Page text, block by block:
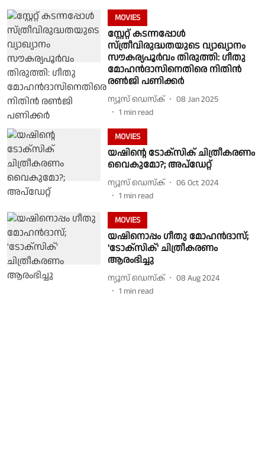
MOVIES
സ്റ്റേറ്റ് കടന്നപ്പോള്‍
സ്ത്രീവിരുദ്ധതയുടെ വ്യാഖ്യാനം
സൗകര്യപൂര്‍വം തിരുത്തി: ഗീതു
മോഹന്‍ദാസിനെതിരെ നിതിന്‍
രണ്‍ജി പണിക്കര്‍
ന്യൂസ് ഡെസ്ക്
08 Jan 2025
1 min read
MOVIES
യഷിന്റെ ടോക്‌സിക് ചിത്രീകരണം
വൈകുമോ?; അപ്‌ഡേറ്റ്
ന്യൂസ് ഡെസ്ക്
06 Oct 2024
1 min read
MOVIES
യഷിനൊപ്പം ഗീതു മോഹന്‍ദാസ്;
'ടോക്‌സിക്' ചിത്രീകരണം
ആരംഭിച്ചു
ന്യൂസ് ഡെസ്ക്
08 Aug 2024
1 min read